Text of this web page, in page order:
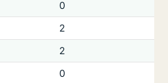
0
2
2
0